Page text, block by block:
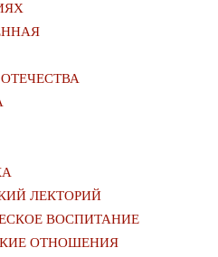
ЛЕКТОРИЙ
ВОСПИТАНИЕ
ОТНОШЕНИЯ